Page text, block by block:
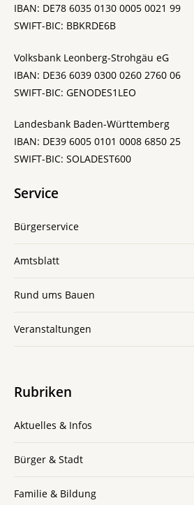
IBAN: DE78 6035 0130 0005 0021 99
SWIFT-BIC: BBKRDE6B
Volksbank Leonberg-Strohgäu eG
IBAN: DE36 6039 0300 0260 2760 06
SWIFT-BIC: GENODES1LEO
Landesbank Baden-Württemberg
IBAN: DE39 6005 0101 0008 6850 25
SWIFT-BIC: SOLADEST600
Service
Bürgerservice
Amtsblatt
Rund ums Bauen
Veranstaltungen
Rubriken
Aktuelles & Infos
Bürger & Stadt
Familie & Bildung